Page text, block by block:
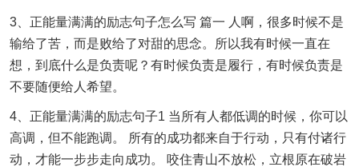
3、正能量满满的励志句子怎么写 篇一 人啊，很多时候不是
输给了苦，而是败给了对甜的思念。所以我有时候一直在
想，到底什么是负责呢？有时候负责是履行，有时候负责是
不要随便给人希望。
4、正能量满满的励志句子1 当所有人都低调的时候，你可以
高调，但不能跑调。 所有的成功都来自于行动，只有付诸行
动，才能一步步走向成功。 咬住青山不放松，立根原在破岩